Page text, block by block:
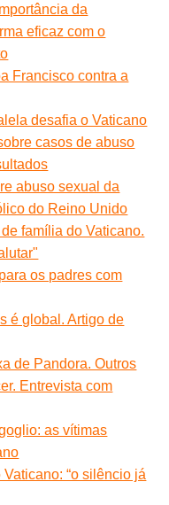
da
eficaz com o
Francisco contra a
desafia o Vaticano
casos de abuso
abuso sexual da
do Reino Unido
família do Vaticano.
os padres com
é global. Artigo de
de Pandora. Outros
Entrevista com
as vítimas
“o silêncio já